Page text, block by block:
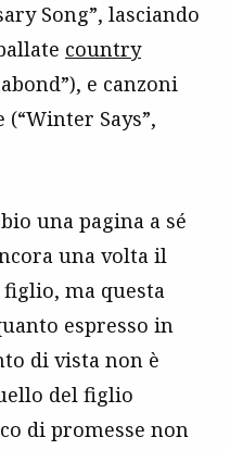
Song”, lasciando
country
e canzoni
Says”,
una pagina a sé
una volta il
ma questa
espresso in
di vista non è
del figlio
di promesse non